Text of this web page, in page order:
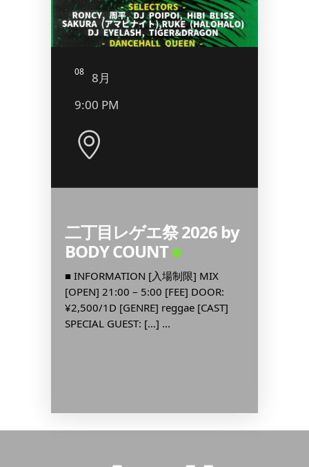
08
8月
9:00 PM
二丁目レゲエ祭 2026 by
BODY COUNT
■ INFORMATION [入場制限] MIX
[OPEN] 21:00 – 5:00 [FEE] DOOR:
¥2,500/1D [GENRE] reggae [CAST]
SPECIAL GUEST: […] ...